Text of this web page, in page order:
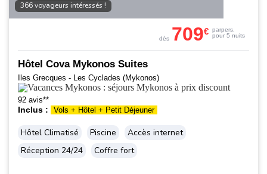
366 voyageurs intéressés !
Hôtel Cova Mykonos Suites
Iles Grecques - Les Cyclades (Mykonos)
92 avis**
Inclus : Vols + Hôtel + Petit Déjeuner
Hôtel Climatisé Piscine
Accès internet
Réception 24/24
Coffre fort
dès 709€ parpers.
pour 5 nuits